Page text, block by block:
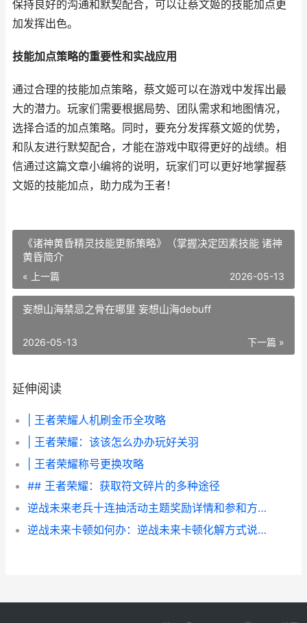
保持良好的沟通和默契配合，可以让蔡文姬的技能加点更
加发挥出色。
技能加点策略的重要性和实战应用
通过合理的技能加点策略，蔡文姬可以在游戏中发挥出最
大的潜力。玩家们需要根据局势、团队需求和地图情况，
选择合适的加点策略。同时，要充分发挥蔡文姬的优势，
和队友进行默契配合，才能在游戏中取得更好的战绩。相
信通过这篇文章小编将的说明，玩家们可以更好地掌握蔡
文姬的技能加点，助力成为王者！
《诸神黄昏精灵技能更新策略》（掌握决定因素技能 诸神
黄昏简介
« 上一篇 2026-05-13
妄想山海禁忌之骨在哪里 妄想山海debuff
下一篇 »
2026-05-13
延伸阅读
| 王者荣耀人机刷金币全攻略
| 王者荣耀：该该怎么办办玩好关羽
| 王者荣耀称号更换攻略
## 王者荣耀：获取符文碎片的多种途径
逆战未来老兵十连抽活动主题奖励详情和参和方式 逆战老兵回归2021
逆战未来卡顿如何办：逆战未来卡顿化解方式说明 逆战未来角色包